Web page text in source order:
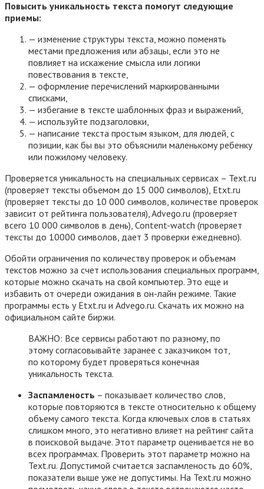
Повысить уникальность текста помогут следующие
приемы:
— изменение структуры текста, можно поменять
местами предложения или абзацы, если это не
повлияет на искажение смысла или логики
повествования в тексте,
— оформление перечислений маркированными
списками,
— избегание в тексте шаблонных фраз и выражений,
— используйте подзаголовки,
— написание текста простым языком, для людей, с
позиции, как бы вы это объяснили маленькому ребенку
или пожилому человеку.
Проверяется уникальность на специальных сервисах – Text.ru
(проверяет тексты объемом до 15 000 символов), Etxt.ru
(проверяет тексты до 10 000 символов, количестве проверок
зависит от рейтинга пользователя), Advego.ru (проверяет
всего 10 000 символов в день), Content-watch (проверяет
тексты до 10000 символов, дает 3 проверки ежедневно).
Обойти ограничения по количеству проверок и объемам
текстов можно за счет использования специальных программ,
которые можно скачать на свой компьютер. Это еще и
избавить от очереди ожидания в он-лайн режиме. Такие
программы есть у Etxt.ru и Advego.ru. Скачать их можно на
официальном сайте биржи.
ВАЖНО: Все сервисы работают по разному, по
этому согласовывайте заранее с заказчиком тот,
по которому будет проверяться конечная
уникальность текста.
Заспамленость – показывает количество слов,
которые повторяются в тексте относительно к общему
объему самого текста. Когда ключевых слов в статьях
слишком много, это негативно влияет на рейтинг сайта
в поисковой выдаче. Этот параметр оценивается не во
всех программах. Проверить этот параметр можно на
Text.ru. Допустимой считается заспамленость до 60%,
показатели выше уже не допустимы. На Text.ru можно